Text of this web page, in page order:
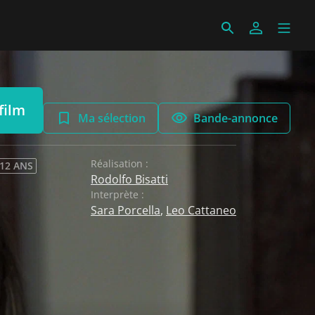
Ma sélection Bande-annonce
ANS Réalisation :
Rodolfo Bisatti
Interprète :
Sara Porcella, Leo Cattaneo